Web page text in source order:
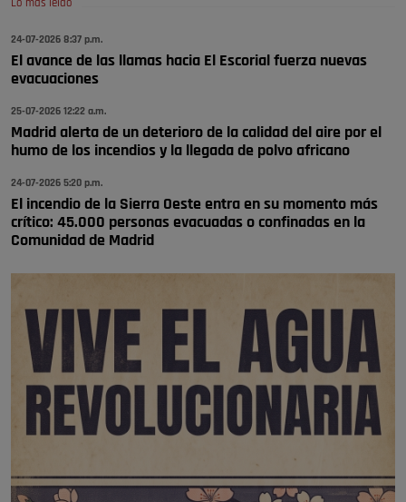
Pozuelo de Alarcón
🔴 EXCLUSIVA | El comisario de la …
se va porke no tiene piscina 🤪🤪🤪
Pozuelo de Alarcón
🔴 EXCLUSIVA | El comisario de la …
Lo más leído
24-07-2026 8:37 p.m.
El avance de las llamas hacia El Escorial fuerza nuevas
evacuaciones
25-07-2026 12:22 a.m.
Madrid alerta de un deterioro de la calidad del aire por el
humo de los incendios y la llegada de polvo africano
24-07-2026 5:20 p.m.
El incendio de la Sierra Oeste entra en su momento más
crítico: 45.000 personas evacuadas o confinadas en la
Comunidad de Madrid